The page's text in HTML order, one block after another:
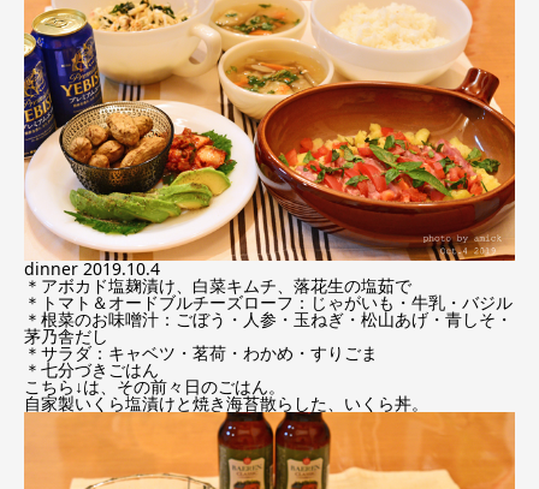
dinner 2019.10.4
＊アボカド塩麹漬け、白菜キムチ、落花生の塩茹で
＊トマト＆オードブルチーズローフ：じゃがいも・牛乳・バジル
＊根菜のお味噌汁：ごぼう・人参・玉ねぎ・松山あげ・青しそ・
茅乃舎だし
＊サラダ：キャベツ・茗荷・わかめ・すりごま
＊七分づきごはん
こちら↓は、その前々日のごはん。
自家製いくら塩漬けと焼き海苔散らした、いくら丼。